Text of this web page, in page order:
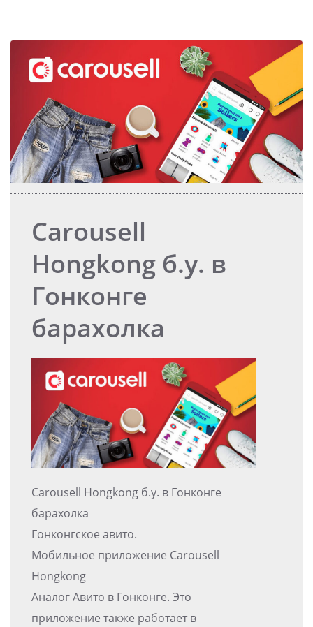
Carousell
Hongkong б.у. в
Гонконге
барахолка
Carousell Hongkong б.у. в Гонконге
барахолка
Гонконгское авито.
Мобильное приложение Carousell
Hongkong
Аналог Авито в Гонконге. Это
приложение также работает в